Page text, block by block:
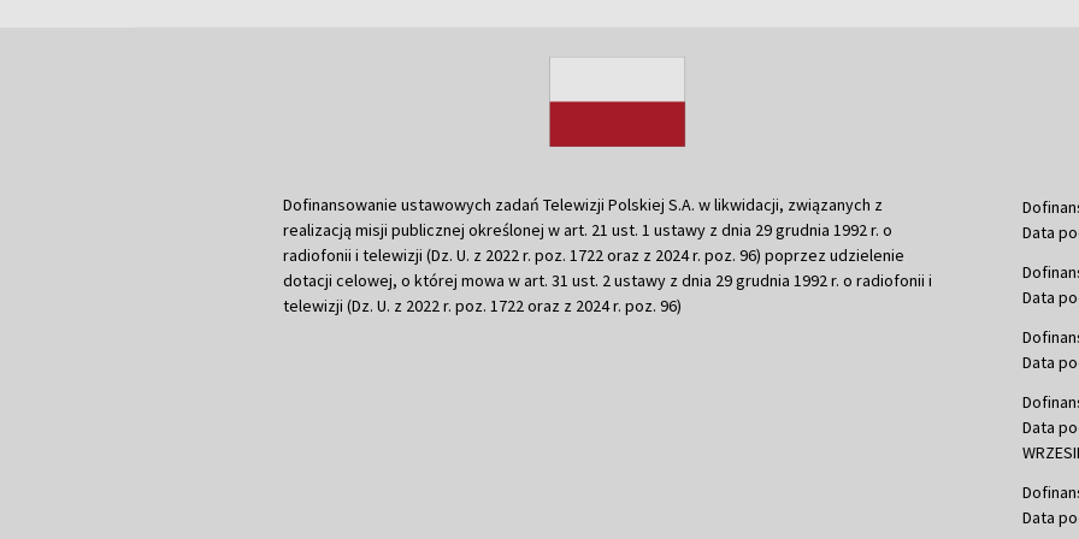
Dofinansowanie ustawowych zadań Telewizji Polskiej S.A. w likwidacji, związanych z
realizacją misji publicznej określonej w art. 21 ust. 1 ustawy z dnia 29 grudnia 1992 r. o
radiofonii i telewizji (Dz. U. z 2022 r. poz. 1722 oraz z 2024 r. poz. 96) poprzez udzielenie
dotacji celowej, o której mowa w art. 31 ust. 2 ustawy z dnia 29 grudnia 1992 r. o radiofonii i
telewizji (Dz. U. z 2022 r. poz. 1722 oraz z 2024 r. poz. 96)
Data
Data
Data
Data
Data